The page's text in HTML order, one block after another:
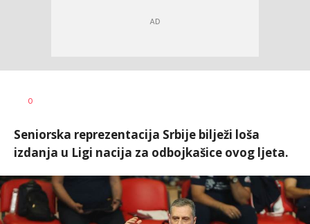
AUTOR
0
Seniorska reprezentacija Srbije bilježi loša
izdanja u Ligi nacija za odbojkašice ovog ljeta.